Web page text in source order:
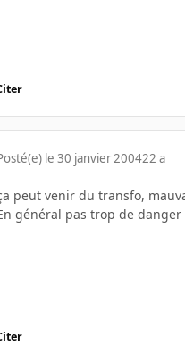
le 30 janvier 200422 a
peut venir du transfo,
général pas trop de